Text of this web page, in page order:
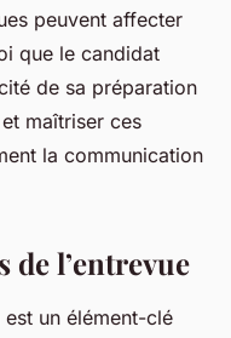
peuvent affecter
que le candidat
de sa préparation
maîtriser ces
la communication
l’entrevue
est un élément-clé